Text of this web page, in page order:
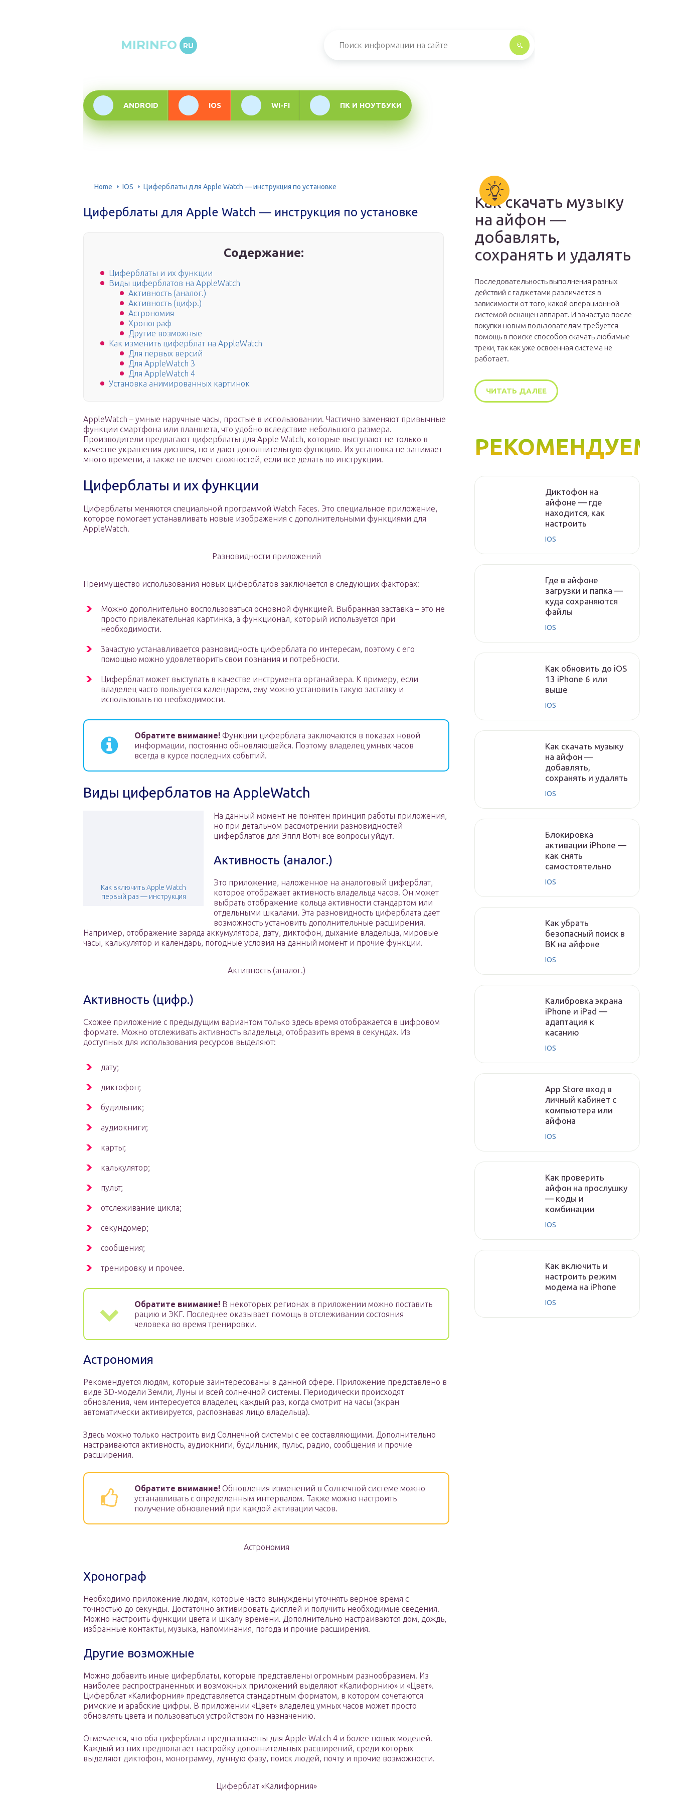
MIRINFO RU
ANDROID IOS WI-FI ПК И НОУТБУКИ
Home IOS Циферблаты для Apple Watch — инструкция по установке
Циферблаты для Apple Watch — инструкция по установке
Содержание:
Циферблаты и их функции
Виды циферблатов на AppleWatch
Активность (аналог.)
Активность (цифр.)
Астрономия
Хронограф
Другие возможные
Как изменить циферблат на AppleWatch
Для первых версий
Для AppleWatch 3
Для AppleWatch 4
Установка анимированных картинок
AppleWatch – умные наручные часы, простые в использовании. Частично заменяют привычные
функции смартфона или планшета, что удобно вследствие небольшого размера.
Производители предлагают циферблаты для Apple Watch, которые выступают не только в
качестве украшения дисплея, но и дают дополнительную функцию. Их установка не занимает
много времени, а также не влечет сложностей, если все делать по инструкции.
Циферблаты и их функции
Циферблаты меняются специальной программой Watch Faces. Это специальное приложение,
которое помогает устанавливать новые изображения с дополнительными функциями для
AppleWatch.
Разновидности приложений
Преимущество использования новых циферблатов заключается в следующих факторах:
Можно дополнительно воспользоваться основной функцией. Выбранная заставка – это не
просто привлекательная картинка, а функционал, который используется при
необходимости.
Зачастую устанавливается разновидность циферблата по интересам, поэтому с его
помощью можно удовлетворить свои познания и потребности.
Циферблат может выступать в качестве инструмента органайзера. К примеру, если
владелец часто пользуется календарем, ему можно установить такую заставку и
использовать по необходимости.
Обратите внимание! Функции циферблата заключаются в показах новой
информации, постоянно обновляющейся. Поэтому владелец умных часов
всегда в курсе последних событий.
Виды циферблатов на AppleWatch
Как включить Apple Watch
первый раз — инструкция
На данный момент не понятен принцип работы приложения,
но при детальном рассмотрении разновидностей
циферблатов для Эппл Вотч все вопросы уйдут.
Активность (аналог.)
Это приложение, наложенное на аналоговый циферблат,
которое отображает активность владельца часов. Он может
выбрать отображение кольца активности стандартом или
отдельными шкалами. Эта разновидность циферблата дает
возможность установить дополнительные расширения.
Например, отображение заряда аккумулятора, дату, диктофон, дыхание владельца, мировые
часы, калькулятор и календарь, погодные условия на данный момент и прочие функции.
Активность (аналог.)
Активность (цифр.)
Схожее приложение с предыдущим вариантом только здесь время отображается в цифровом
формате. Можно отслеживать активность владельца, отобразить время в секундах. Из
доступных для использования ресурсов выделяют:
дату;
диктофон;
будильник;
аудиокниги;
карты;
калькулятор;
пульт;
отслеживание цикла;
секундомер;
сообщения;
тренировку и прочее.
Обратите внимание! В некоторых регионах в приложении можно поставить
рацию и ЭКГ. Последнее оказывает помощь в отслеживании состояния
человека во время тренировки.
Астрономия
Рекомендуется людям, которые заинтересованы в данной сфере. Приложение представлено в
виде 3D-модели Земли, Луны и всей солнечной системы. Периодически происходят
обновления, чем интересуется владелец каждый раз, когда смотрит на часы (экран
автоматически активируется, распознавая лицо владельца).
Здесь можно только настроить вид Солнечной системы с ее составляющими. Дополнительно
настраиваются активность, аудиокниги, будильник, пульс, радио, сообщения и прочие
расширения.
Обратите внимание! Обновления изменений в Солнечной системе можно
устанавливать с определенным интервалом. Также можно настроить
получение обновлений при каждой активации часов.
Астрономия
Хронограф
Необходимо приложение людям, которые часто вынуждены уточнять верное время с
точностью до секунды. Достаточно активировать дисплей и получить необходимые сведения.
Можно настроить функции цвета и шкалу времени. Дополнительно настраиваются дом, дождь,
избранные контакты, музыка, напоминания, погода и прочие расширения.
Другие возможные
Можно добавить иные циферблаты, которые представлены огромным разнообразием. Из
наиболее распространенных и возможных приложений выделяют «Калифорнию» и «Цвет».
Циферблат «Калифорния» представляется стандартным форматом, в котором сочетаются
римские и арабские цифры. В приложении «Цвет» владелец умных часов может просто
обновлять цвета и пользоваться устройством по назначению.
Отмечается, что оба циферблата предназначены для Apple Watch 4 и более новых моделей.
Каждый из них предполагает настройку дополнительных расширений, среди которых
выделяют диктофон, монограмму, лунную фазу, поиск людей, почту и прочие возможности.
Циферблат «Калифорния»
Как скачать музыку
на айфон —
добавлять,
сохранять и удалять
Последовательность выполнения разных
действий с гаджетами различается в
зависимости от того, какой операционной
системой оснащен аппарат. И зачастую после
покупки новым пользователям требуется
помощь в поиске способов скачать любимые
треки, так как уже освоенная система не
работает.
ЧИТАТЬ ДАЛЕЕ
РЕКОМЕНДУЕМ
Диктофон на
айфоне — где
находится, как
настроить
IOS
Где в айфоне
загрузки и папка —
куда сохраняются
файлы
IOS
Как обновить до iOS
13 iPhone 6 или
выше
IOS
Как скачать музыку
на айфон —
добавлять,
сохранять и удалять
IOS
Блокировка
активации iPhone —
как снять
самостоятельно
IOS
Как убрать
безопасный поиск в
ВК на айфоне
IOS
Калибровка экрана
iPhone и iPad —
адаптация к
касанию
IOS
App Store вход в
личный кабинет с
компьютера или
айфона
IOS
Как проверить
айфон на прослушку
— коды и
комбинации
IOS
Как включить и
настроить режим
модема на iPhone
IOS